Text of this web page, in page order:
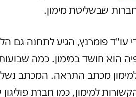
שבשליטת מימון.
עו"ד פומרנץ, הגיע לתחנה גם
הוא חושד במימון. כמה שבועות
למימון מכתב התראה. המכתב
למימון, כמו חברת